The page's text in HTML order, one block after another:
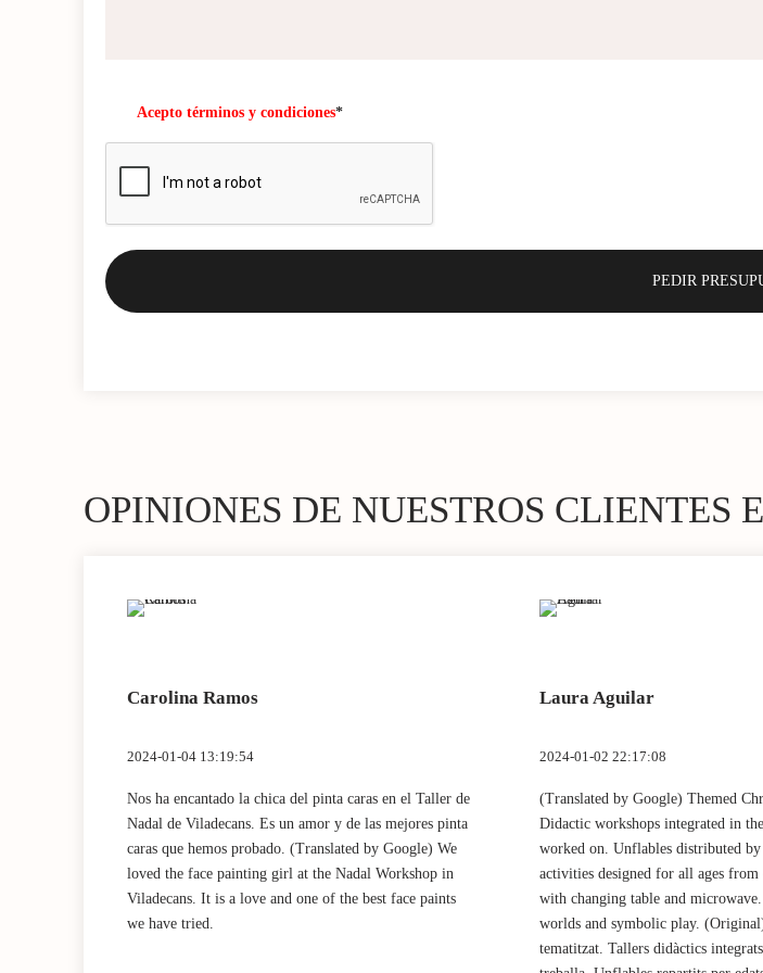
Acepto términos y condiciones*
OPINIONES DE NUESTROS CLIENTES
Carolina Ramos
2024-01-04 13:19:54
Nos ha encantado la chica del pinta caras en el Taller de
Nadal de Viladecans. Es un amor y de las mejores pinta
caras que hemos probado. (Translated by Google) We
loved the face painting girl at the Nadal Workshop in
Viladecans. It is a love and one of the best face paints
we have tried.
Laura Aguilar
2024-01-02 22:17:08
(Translated by Google) Themed
Didactic workshops integrated in
worked on. Unflables distributed by
activities designed for all ages
with changing table and
worlds and symbolic play.
tematitzat. Tallers didàctics